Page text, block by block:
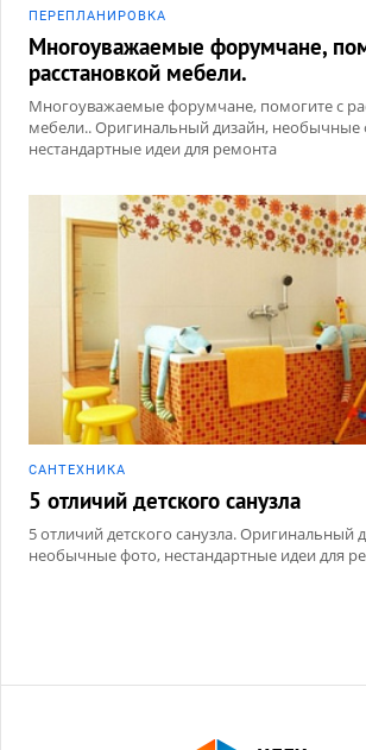
ПЕРЕПЛАНИРОВКА
Многоуважаемые форумчане,
расстановкой мебели.
Многоуважаемые форумчане, помогите с
мебели.. Оригинальный дизайн, необычные
нестандартные идеи для ремонта
САНТЕХНИКА
5 отличий детского санузла
5 отличий детского санузла. Оригинальный
необычные фото, нестандартные идеи для